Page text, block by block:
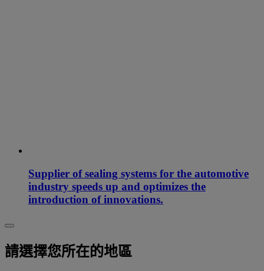
Supplier of sealing systems for the automotive
industry speeds up and optimizes the
introduction of innovations.
請選擇您所在的地區